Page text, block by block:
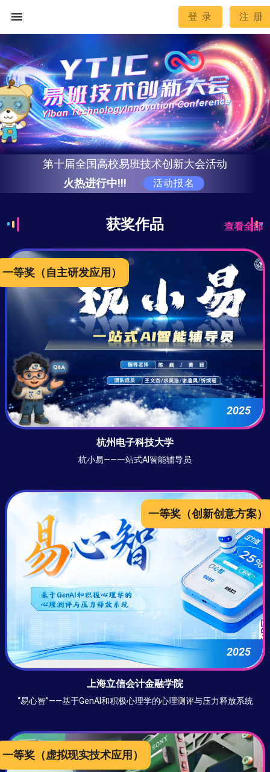
menu 登 录 注 册
第十届全国高校易班技术创新大会活动
火热进行中!!!
活动报名
获奖作品 查看全部
一等奖 （自主研发应用）
2025
杭州电子科技大学
杭小易——一站式AI智能辅导员
一等奖 （创新创意方案）
2025
上海立信会计金融学院
“易心智”——基于GenAl和积极心理学的心理测评与压力释放系统
一等奖 （虚拟现实技术应用）